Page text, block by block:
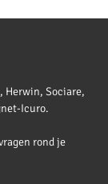
Herwin, Sociare,
Icuro.
rond je